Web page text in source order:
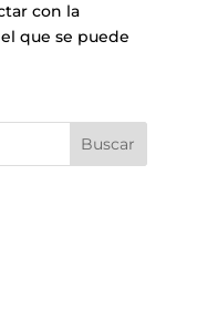
con la
que se puede